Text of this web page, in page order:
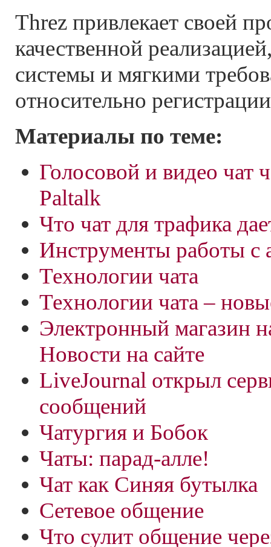
Threz привлекает своей
качественной
системы и мягкими
относительно
Материалы по теме:
Голосовой и видео чат
Paltalk
Что чат для трафика
Инструменты работы с
Технологии чата
Технологии чата –
Электронный магазин
Новости на сайте
LiveJournal открыл
сообщений
Чатургия и Бобок
Чаты: парад-алле!
Чат как Синяя бутылка
Сетевое общение
Что сулит общение